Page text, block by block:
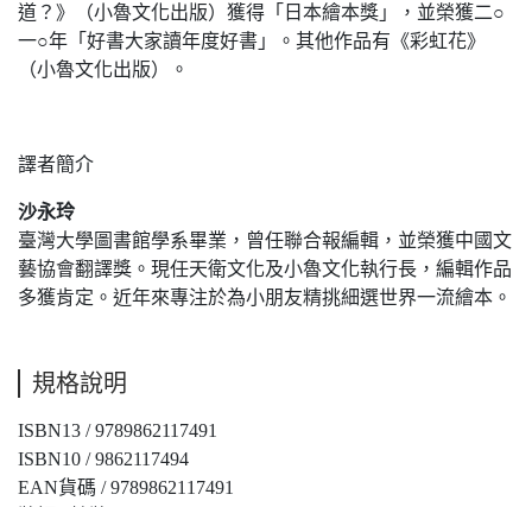
道？》（小魯文化出版）獲得「日本繪本獎」，並榮獲二○
一○年「好書大家讀年度好書」。其他作品有《彩虹花》
（小魯文化出版）。
譯者簡介
沙永玲
臺灣大學圖書館學系畢業，曾任聯合報編輯，並榮獲中國文
藝協會翻譯獎。現任天衛文化及小魯文化執行長，編輯作品
多獲肯定。近年來專注於為小朋友精挑細選世界一流繪本。
規格說明
ISBN13 / 9789862117491
ISBN10 / 9862117494
EAN貨碼 / 9789862117491